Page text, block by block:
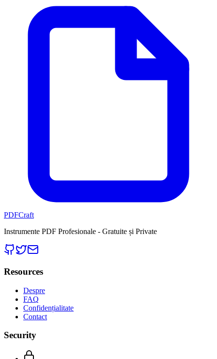
PDFCraft
Instrumente PDF Profesionale - Gratuite și Private
Resources
Despre
FAQ
Confidențialitate
Contact
Security